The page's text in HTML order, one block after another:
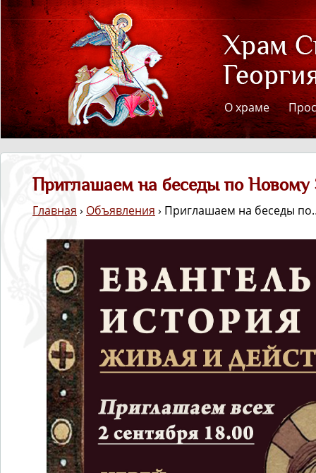
О храме
Приглашаем на беседы по Новому
Главная › Объявления › Приглашаем на беседы